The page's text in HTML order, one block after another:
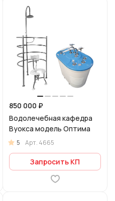
850 000 ₽
Водолечебная кафедра
Вуокса модель Оптима
5 Арт. 4665
Запросить КП